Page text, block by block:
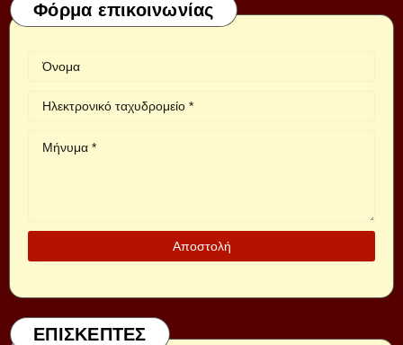
Φόρμα επικοινωνίας
ΕΠΙΣΚΕΠΤΕΣ